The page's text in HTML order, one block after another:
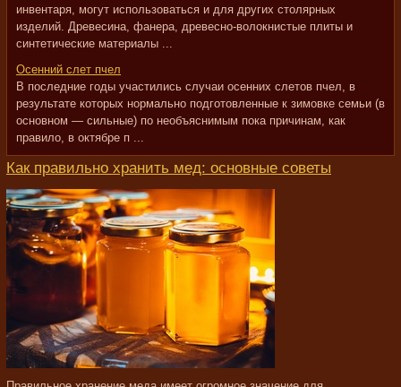
инвентаря, могут использоваться и для других столярных
изделий. Древесина, фанера, древесно-волокнистые плиты и
синтетические материалы ...
Осенний слет пчел
В последние годы участились случаи осенних слетов пчел, в
результате которых нормально подготовленные к зимовке семьи (в
основном — сильные) по необъяснимым пока причинам, как
правило, в октябре п ...
Как правильно хранить мед: основные советы